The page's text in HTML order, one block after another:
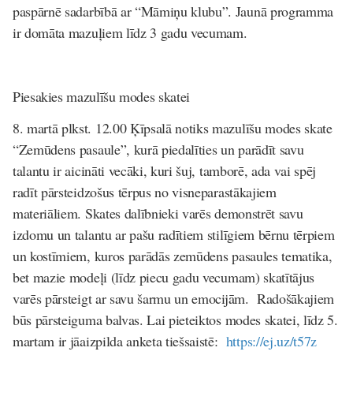
paspārnē sadarbībā ar “Māmiņu klubu”. Jaunā programma
ir domāta mazuļiem līdz 3 gadu vecumam.
Piesakies mazulīšu modes skatei
8. martāplkst. 12.00 Ķīpsalā notiks mazulīšu modes skate
“Zemūdens pasaule”, kurā piedalīties un parādīt savu
talantu ir aicināti vecāki, kuri šuj, tamborē, ada vai spēj
radīt pārsteidzošus tērpus no visneparastākajiem
materiāliem. Skates dalībnieki varēs demonstrēt savu
izdomu un talantu ar pašu radītiem stilīgiem bērnu tērpiem
un kostīmiem, kuros parādās zemūdens pasaules tematika,
bet mazie modeļi (līdz piecu gadu vecumam) skatītājus
varēs pārsteigt ar savu šarmu un emocijām. Radošākajiem
būs pārsteiguma balvas. Lai pieteiktos modes skatei, līdz 5.
martam ir jāaizpilda anketa tiešsaistē: https://ej.uz/t57z